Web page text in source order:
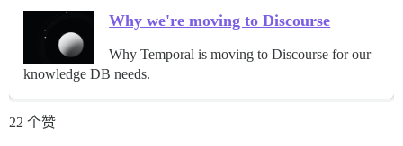
Why we're moving to Discourse
Why Temporal is moving to Discourse for our
knowledge DB needs.
22 个赞